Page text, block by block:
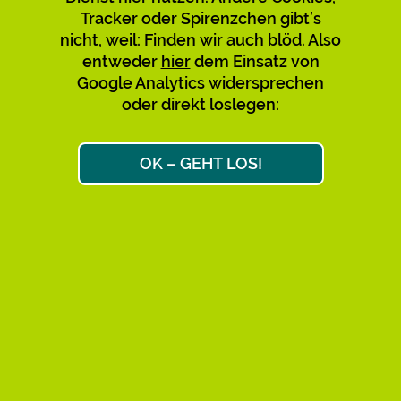
Verwirrung mit den bestehenden
zu vermeiden, empfehlen wir,
diese nicht mehr zu nutzen und zu
teilen. Bitte sagt’s auch den
Max & Max
Tracker oder Spirenzchen gibt’s
nicht, weil: Finden wir auch blöd. Also
entweder hierdem Einsatz von
Google Analytics widersprechen
oder direkt loslegen:
OK – GEHT LOS!